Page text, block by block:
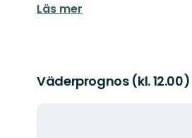
Läs mer
Väderprognos (kl. 12.00)